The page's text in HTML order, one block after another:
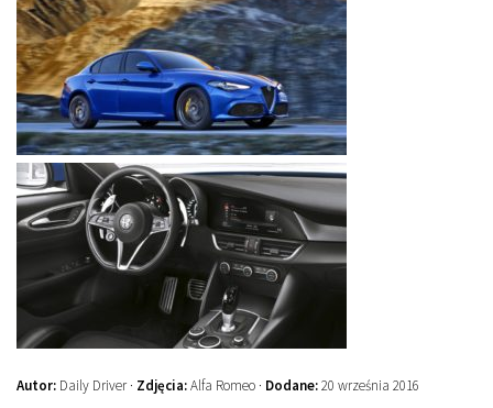
Autor: Daily Driver · Zdjęcia:Alfa Romeo · Dodane:20 września 2016